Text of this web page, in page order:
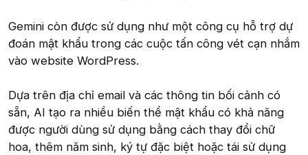
Gemini còn được sử dụng như một công cụ hỗ trợ dự
đoán mật khẩu trong các cuộc tấn công vét cạn nhắm
vào website WordPress.
Dựa trên địa chỉ email và các thông tin bối cảnh có
sẵn, AI tạo ra nhiều biến thể mật khẩu có khả năng
được người dùng sử dụng bằng cách thay đổi chữ
hoa, thêm năm sinh, ký tự đặc biệt hoặc tái sử dụng